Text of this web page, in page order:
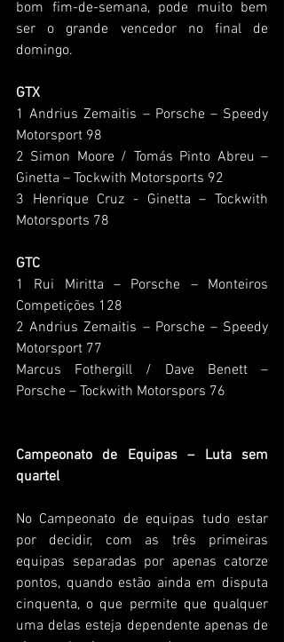
bom fim-de-semana, pode muito bem
ser o grande vencedor no final de
domingo.
GTX
1 Andrius Zemaitis – Porsche – Speedy
Motorsport 98
2 Simon Moore / Tomás Pinto Abreu –
Ginetta – Tockwith Motorsports 92
3 Henrique Cruz - Ginetta – Tockwith
Motorsports 78
GTC
1 Rui Miritta – Porsche – Monteiros
Competições 128
2 Andrius Zemaitis – Porsche – Speedy
Motorsport 77
Marcus Fothergill / Dave Benett –
Porsche – Tockwith Motorspors 76
Campeonato de Equipas – Luta sem
quartel
No Campeonato de equipas tudo estar
por decidir, com as três primeiras
equipas separadas por apenas catorze
pontos, quando estão ainda em disputa
cinquenta, o que permite que qualquer
uma delas esteja dependente apenas de